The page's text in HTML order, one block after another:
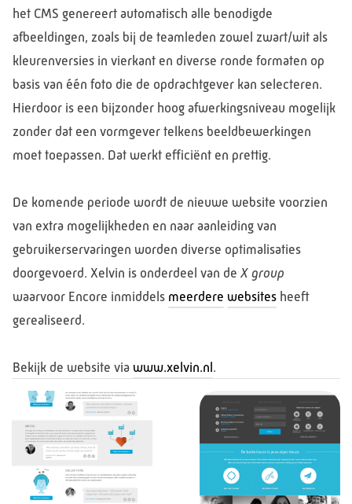
het CMS genereert automatisch alle benodigde
afbeeldingen, zoals bij de teamleden zowel zwart/wit als
kleurenversies in vierkant en diverse ronde formaten op
basis van één foto die de opdrachtgever kan selecteren.
Hierdoor is een bijzonder hoog afwerkingsniveau mogelijk
zonder dat een vormgever telkens beeldbewerkingen
moet toepassen. Dat werkt efficiënt en prettig.
De komende periode wordt de nieuwe website voorzien
van extra mogelijkheden en naar aanleiding van
gebruikerservaringen worden diverse optimalisaties
doorgevoerd. Xelvin is onderdeel van deX group
waarvoor Encore inmiddels meerdere websites heeft
gerealiseerd.
Bekijk de website viawww.xelvin.nl.